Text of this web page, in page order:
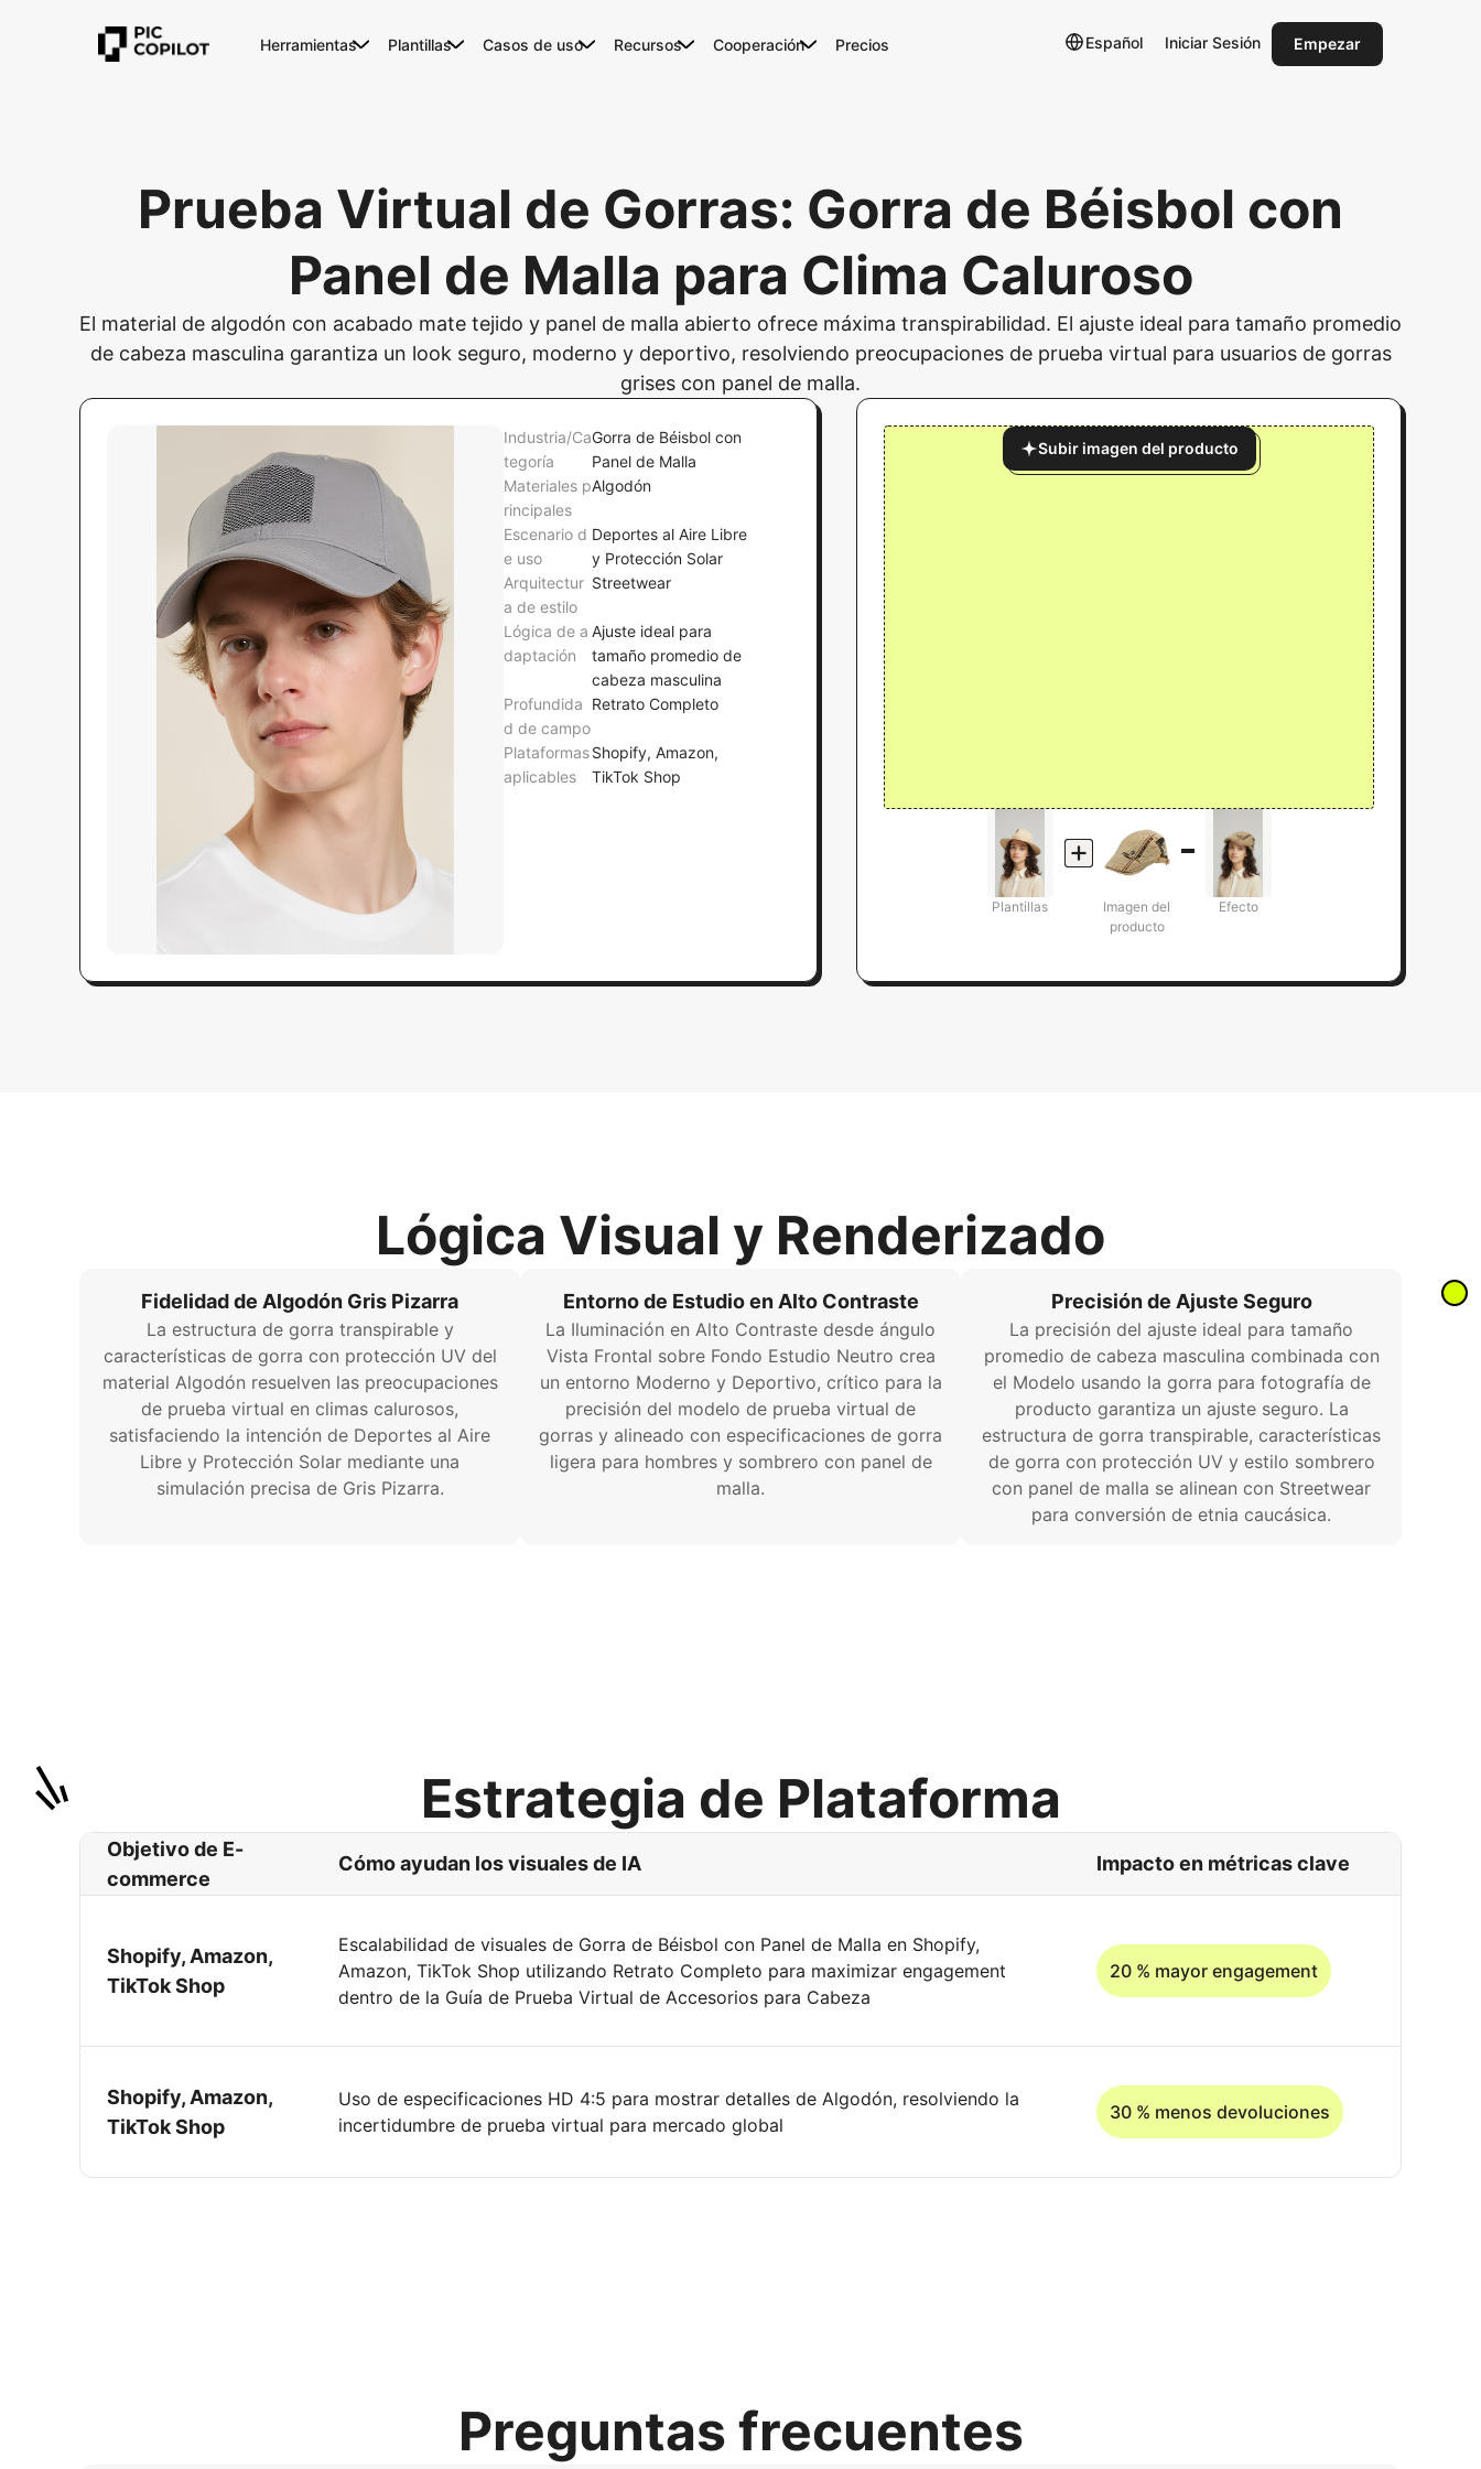
Herramientas Plantillas Casos de uso Recursos Cooperación Precios Español Iniciar Sesión Empezar
Prueba Virtual de Gorras: Gorra de Béisbol con
Panel de Malla para Clima Caluroso
El material de algodón con acabado mate tejido y panel de malla abierto ofrece máxima transpirabilidad. El ajuste ideal para tamaño promedio
de cabeza masculina garantiza un look seguro, moderno y deportivo, resolviendo preocupaciones de prueba virtual para usuarios de gorras
grises con panel de malla.
Industria/Ca
tegoría
Gorra de Béisbol con
Panel de Malla
Materiales p
rincipales
Algodón
Escenario d
e uso
Deportes al Aire Libre
y Protección Solar
Arquitectur
a de estilo
Streetwear
Lógica de a
daptación
Ajuste ideal para
tamaño promedio de
cabeza masculina
Profundida
d de campo
Retrato Completo
Plataformas
aplicables
Shopify, Amazon,
TikTok Shop
Subir imagen del producto
Plantillas
Imagen del
producto
Efecto
Lógica Visual y Renderizado
Fidelidad de Algodón Gris Pizarra
La estructura de gorra transpirable y
características de gorra con protección UV del
material Algodón resuelven las preocupaciones
de prueba virtual en climas calurosos,
satisfaciendo la intención de Deportes al Aire
Libre y Protección Solar mediante una
simulación precisa de Gris Pizarra.
Entorno de Estudio en Alto Contraste
La Iluminación en Alto Contraste desde ángulo
Vista Frontal sobre Fondo Estudio Neutro crea
un entorno Moderno y Deportivo, crítico para la
precisión del modelo de prueba virtual de
gorras y alineado con especificaciones de gorra
ligera para hombres y sombrero con panel de
malla.
Precisión de Ajuste Seguro
La precisión del ajuste ideal para tamaño
promedio de cabeza masculina combinada con
el Modelo usando la gorra para fotografía de
producto garantiza un ajuste seguro. La
estructura de gorra transpirable, características
de gorra con protección UV y estilo sombrero
con panel de malla se alinean con Streetwear
para conversión de etnia caucásica.
Estrategia de Plataforma
Objetivo de E-
commerce
Cómo ayudan los visuales de IA Impacto en métricas clave
Shopify, Amazon,
TikTok Shop
Escalabilidad de visuales de Gorra de Béisbol con Panel de Malla en Shopify,
Amazon, TikTok Shop utilizando Retrato Completo para maximizar engagement
dentro de la Guía de Prueba Virtual de Accesorios para Cabeza
20 % mayor engagement
Shopify, Amazon,
TikTok Shop
Uso de especificaciones HD 4:5 para mostrar detalles de Algodón, resolviendo la
incertidumbre de prueba virtual para mercado global
30 % menos devoluciones
Preguntas frecuentes